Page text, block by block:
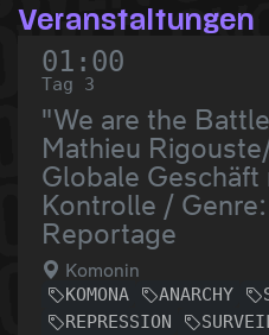
Veranstaltungen
01:00
Tag 3
"We are the
Mathieu
Globale Geschäft
Kontrolle /
Reportage
Komonin
KOMONA ANARCHY
REPRESSION